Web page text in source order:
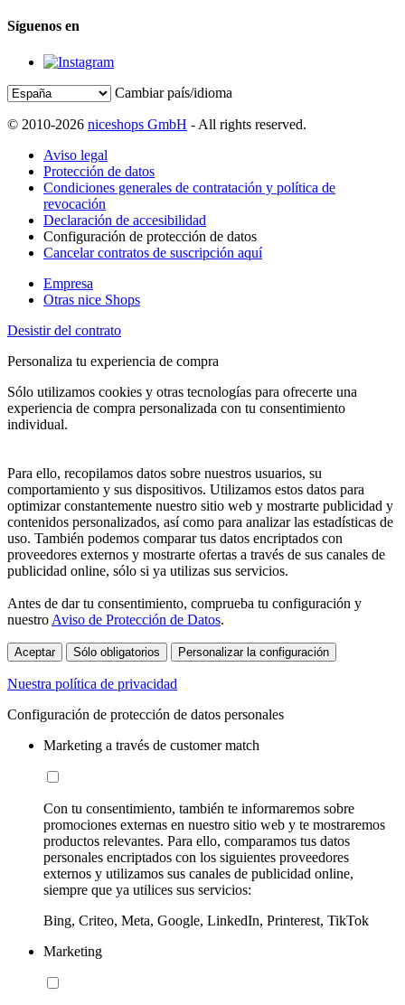
Síguenos en
Cambiar país/idioma
© 2010-2026 niceshops GmbH - All rights reserved.
Aviso legal
Protección de datos
Condiciones generales de contratación y política de
revocación
Declaración de accesibilidad
Configuración de protección de datos
Cancelar contratos de suscripción aquí
Empresa
Otras nice Shops
Desistir del contrato
Personaliza tu experiencia de compra
Sólo utilizamos cookies y otras tecnologías para ofrecerte una
experiencia de compra personalizada con tu consentimiento
individual.
Para ello, recopilamos datos sobre nuestros usuarios, su
comportamiento y sus dispositivos. Utilizamos estos datos para
optimizar constantemente nuestro sitio web y mostrarte publicidad y
contenidos personalizados, así como para analizar las estadísticas de
uso. También podemos comparar tus datos encriptados con
proveedores externos y mostrarte ofertas a través de sus canales de
publicidad online, sólo si ya utilizas sus servicios.
Antes de dar tu consentimiento, comprueba tu configuración y
nuestro Aviso de Protección de Datos.
Aceptar Sólo obligatorios Personalizar la configuración
Nuestra política de privacidad
Configuración de protección de datos personales
Marketing a través de customer match
Con tu consentimiento, también te informaremos sobre
promociones externas en nuestro sitio web y te mostraremos
productos relevantes. Para ello, comparamos tus datos
personales encriptados con los siguientes proveedores
externos y utilizamos sus canales de publicidad online,
siempre que ya utilices sus servicios:
Bing, Criteo, Meta, Google, LinkedIn, Printerest, TikTok
Marketing